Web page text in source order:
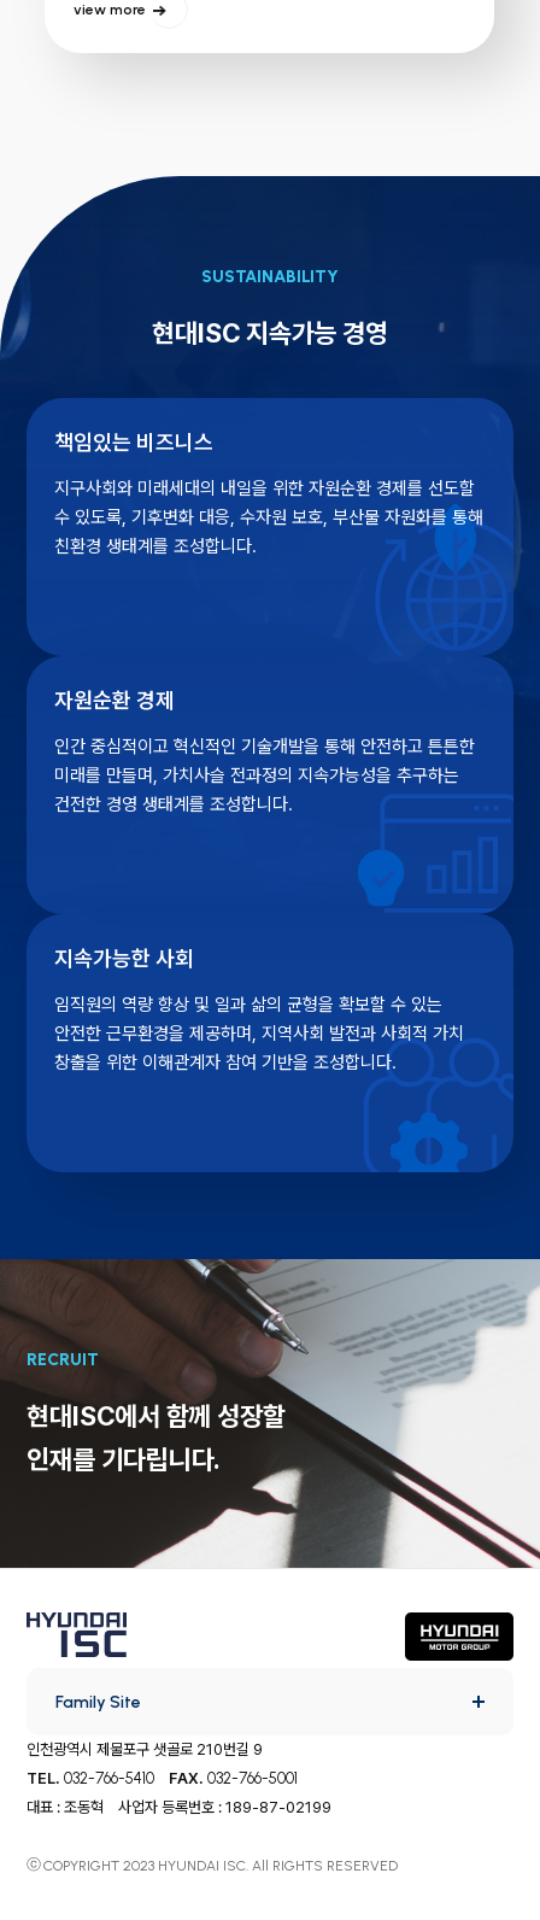
view more
SUSTAINABILITY
현대ISC 지속가능 경영
책임있는 비즈니스
지구사회와 미래세대의 내일을 위한 자원순환 경제를 선도할
수 있도록, 기후변화 대응, 수자원 보호,부산물 자원화를 통해
친환경 생태계를 조성합니다.
자원순환 경제
인간 중심적이고 혁신적인 기술개발을통해 안전하고 튼튼한
미래를 만들며,가치사슬 전과정의 지속가능성을추구하는
건전한 경영 생태계를조성합니다.
지속가능한 사회
임직원의 역량 향상 및 일과 삶의 균형을확보할 수 있는
안전한 근무환경을 제공하며, 지역사회 발전과 사회적 가치
창출을 위한 이해관계자 참여 기반을 조성합니다.
RECRUIT
현대ISC에서 함께 성장할
인재를 기다립니다.
인천광역시 제물포구 샛골로 210번길 9
TEL. 032-766-5410 FAX. 032-766-5001
대표 : 조동혁 사업자 등록번호 : 189-87-02199
ⓒCOPYRIGHT 2023 HYUNDAI ISC. All RIGHTS RESERVED
Family Site